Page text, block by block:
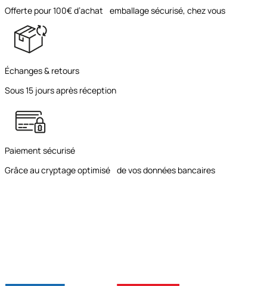
Offerte pour 100€ d’achat emballage sécurisé, chez vous
Échanges & retours
Sous 15 jours après réception
Paiement sécurisé
Grâce au cryptage optimisé de vos données bancaires